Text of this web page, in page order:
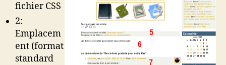
fichier CSS
2:
Emplacem
ent (format
standard